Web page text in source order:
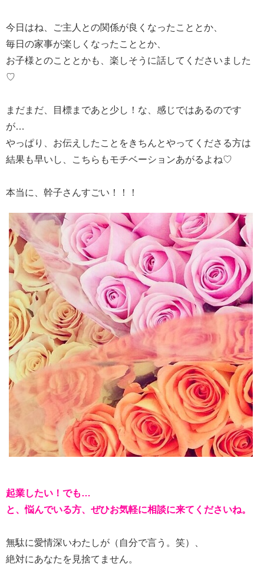
今日はね、ご主人との関係が良くなったこととか、
毎日の家事が楽しくなったこととか、
お子様とのこととかも、楽しそうに話してくださいました
♡
まだまだ、目標まであと少し！な、感じではあるのです
が…
やっぱり、お伝えしたことをきちんとやってくださる方は
結果も早いし、こちらもモチベーションあがるよね♡
本当に、幹子さんすごい！！！
起業したい！でも…
と、悩んでいる方、ぜひお気軽に相談に来てくださいね。
無駄に愛情深いわたしが（自分で言う。笑）、
絶対にあなたを見捨てません。